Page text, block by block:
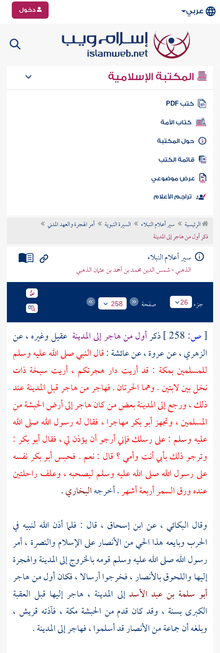
عربي دخول
المكتبة الإسلامية
كتب PDF
كتاب الأمة
المكتبة
الكتب
موضوعي
تراجم الأعلام
الرئيسية سير أعلام النبلاء السيرة النبوية
أمر الهجرة والعهد المدني
ذكر أول من هاجر إلى المدينة
سير أعلام النبلاء
الذهبي - شمس الدين محمد بن أحمد بن عثمان الذهبي
جزء 26 صفحة 258
[ص: ذكرأول من هاجر إلىالمدينة عقيلوغيره ، عن
الزهري ،عنعروة ،عنعائشة:قال النبي صلى الله عليه وسلم
للمسلمينبمكة : قد أريت دار هجرتكم ، أريت سبخة ذات
نخل بين لابتين . وهما الحرتان . فهاجر من هاجر قبلالمدينةعند
ذلك ، ورجع إلىالمدينةبعض من كان هاجر إلى أرضالحبشةمن
المسلمين ، وتجهزأبو بكرمهاجرا ، فقال له رسول الله صلى الله
عليه وسلم : على رسلك فإني أرجو أن يؤذن لي ، فقالأبو بكر:
وترجو ذلك بأبي أنت وأمي ؟ قال : نعم . فحبسأبو بكرنفسه
على رسول الله صلى الله عليه وسلم ليصحبه ، وعلف راحلتين
عنده ورق السمر أربعة أشهر. أخرجهالبخاري.
وقال البكائي ،عن ابن إسحاق ، قال : فلما أذن الله لنبيه في
الحرب وبايعه هذا الحي منالأنصارعلى الإسلام والنصرة ، أمر
رسول الله صلى الله عليه وسلم قومه بالخروج إلىالمدينةوالهجرة
إليها واللحوقبالأنصار ،فخرجوا أرسالا ، فكان أول من هاجر
أبو سلمة بن عبد الأسدإلى المدينة ، هاجر إليها قبل العقبة
الكبرى بسنة ، وقد كان قدم من الحبشةمكة ، فآذته قريش ،
وبلغه أن جماعة منالأنصارقد أسلموا ، فهاجر إلىالمدينة.